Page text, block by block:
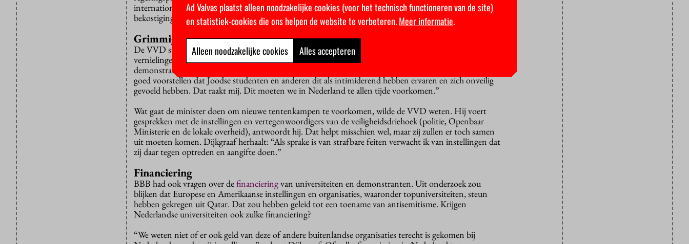
internationale samenwerkingen is er geen sprake van sanctionerende maatregelen of het stopzetten van
bekostiging.”
Grimmig
De VVD stelde vragen over de protesten bij de UvA, waar barricades werden opgeworpen en
vernielingen werden aangericht. Was dat niet intimiderend voor Joodse studenten? “Tijdens de
demonstratie op het Roeterseiland was de sfeer grimmig en onveilig”, antwoordt Dijkgraaf. “Ik kan mij
goed voorstellen dat Joodse studenten en anderen dit als intimiderend hebben ervaren en zich onveilig
gevoeld hebben. Dat raakt mij. Dit moeten we in Nederland te allen tijde voorkomen.”
Wat gaat de minister doen om nieuwe tentenkampen te voorkomen, wilde de VVD weten. Hij voert
gesprekken met de instellingen en vertegenwoordigers van de veiligheidsdriehoek (politie, Openbaar
Ministerie en de lokale overheid), antwoordt hij. Dat helpt misschien wel, maar zij zullen er toch samen
uit moeten komen. Dijkgraaf herhaalt: “Als sprake is van strafbare feiten verwacht ik van instellingen dat
zij daar tegen optreden en aangifte doen.”
Financiering
BBB had ook vragen over definancieringvan universiteiten en demonstranten. Uit onderzoek zou
blijken dat Europese en Amerikaanse instellingen en organisaties, waaronder topuniversiteiten, steun
hebben gekregen uit Qatar. Dat zou hebben geleid tot een toename van antisemitisme. Krijgen
Nederlandse universiteiten ook zulke financiering?
“We weten niet of er ook geld van deze of andere buitenlandse organisaties terecht is gekomen bij
Ad Valvas plaatst alleen noodzakelijke cookies (voor het technisch functioneren van de site)
en statistiek-cookies die ons helpen de website te verbeteren.Meer informatie.
Alleen noodzakelijke cookies Alles accepteren